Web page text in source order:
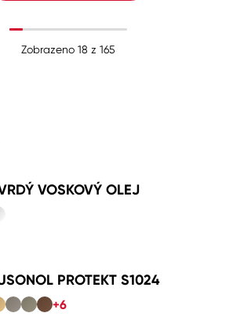
Zobrazeno 18 z 165
VOSKOVÝ OLEJ
PROTEKT S1024
+6